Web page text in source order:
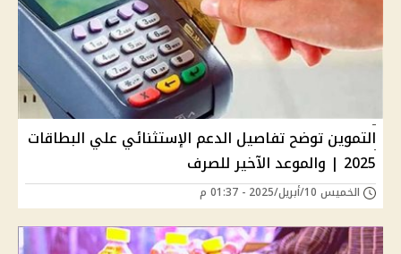
التموين توضح تفاصيل الدعم الإستثنائي علي البطاقات
2025 | والموعد الآخير للصرف
الخميس 10/أبريل/2025 - 01:37 م